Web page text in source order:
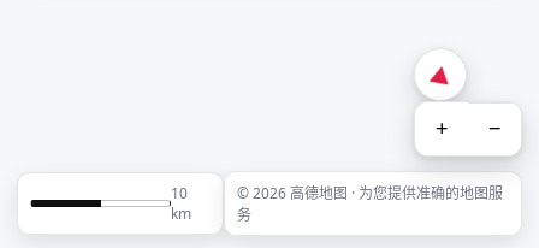
+ −
10
km
© 2026 高德地图 · 为您提供准确的地图服
务